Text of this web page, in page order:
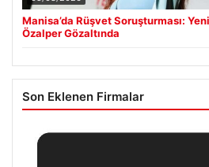
Manisa’da Rüşvet Soruşturması:
Özalper Gözaltında
Son Eklenen Firmalar